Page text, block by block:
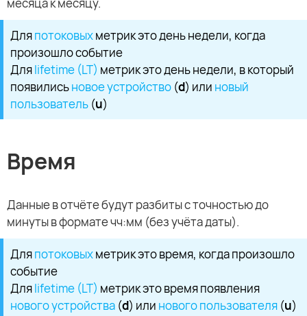
Дляпотоковыхметрик это день недели, когда
произошло событие
Дляlifetime (LT) метрик это день недели, в который
появилисьновое устройство (d) или новый
пользователь (u)
Время
Данные в отчёте будут разбиты с точностью до
минуты в формате чч:мм (без учёта даты).
Дляпотоковыхметрик это время, когда произошло
событие
Дляlifetime (LT) метрик это время появления
нового устройства (d) или нового пользователя (u)